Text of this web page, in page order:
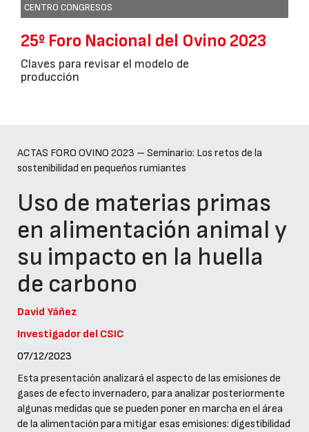
CENTRO CONGRESOS
25º Foro Nacional del Ovino 2023
Claves para revisar el modelo de
producción
ACTAS FORO OVINO 2023 – Seminario: Los retos de la
sostenibilidad en pequeños rumiantes
Uso de materias primas
en alimentación animal y
su impacto en la huella
de carbono
David Yáñez
Investigador del CSIC
07/12/2023
Esta presentación analizará el aspecto de las emisiones de
gases de efecto invernadero, para analizar posteriormente
algunas medidas que se pueden poner en marcha en el área
de la alimentación para mitigar esas emisiones: digestibilidad